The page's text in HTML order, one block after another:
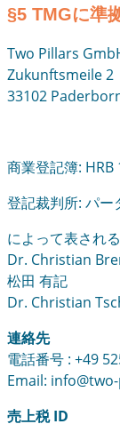
§5 TMGに準
Two Pillars
Zukunftsmeile 2
33102
商業登記簿: HRB
登記裁判所: パー
によって表され
Dr. Christian
松田 有記
Dr. Christian
連絡先
電話番号 : +49
Email:
売上税 ID